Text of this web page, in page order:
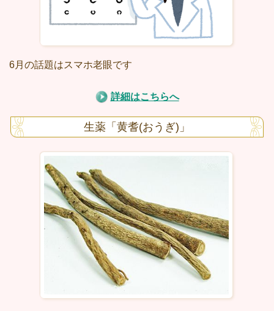
6月の話題はスマホ老眼です
詳細はこちらへ
生薬「黄耆(おうぎ)」